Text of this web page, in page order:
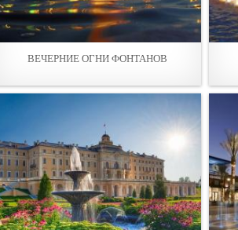
ВЕЧЕРНИЕ ОГНИ ФОНТАНОВ